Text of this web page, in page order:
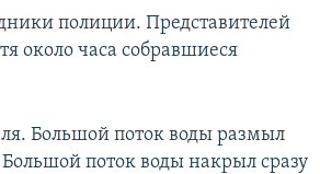
полиции. Представителей
около часа собравшиеся
Большой поток воды размыл
поток воды накрыл сразу